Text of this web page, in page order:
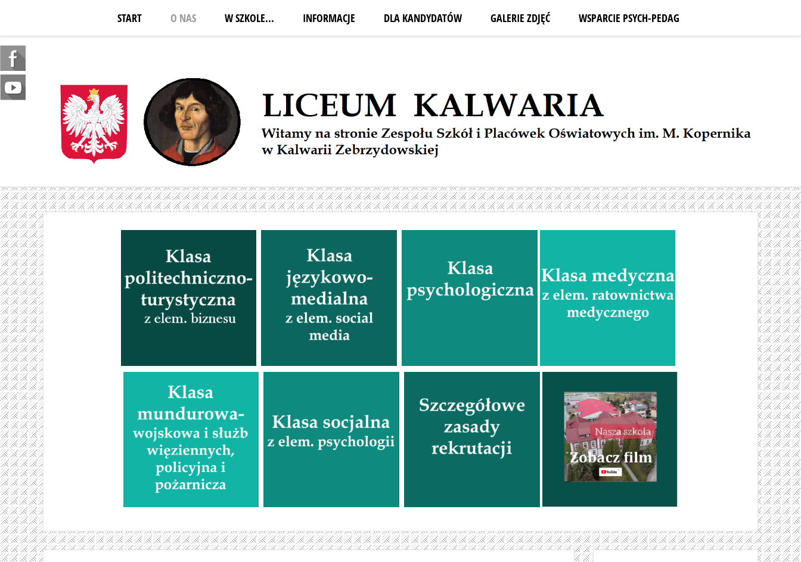
START O NAS W SZKOLE... INFORMACJE DLA KANDYDATÓW GALERIE ZDJĘĆ WSPARCIE PSYCH-PEDAG